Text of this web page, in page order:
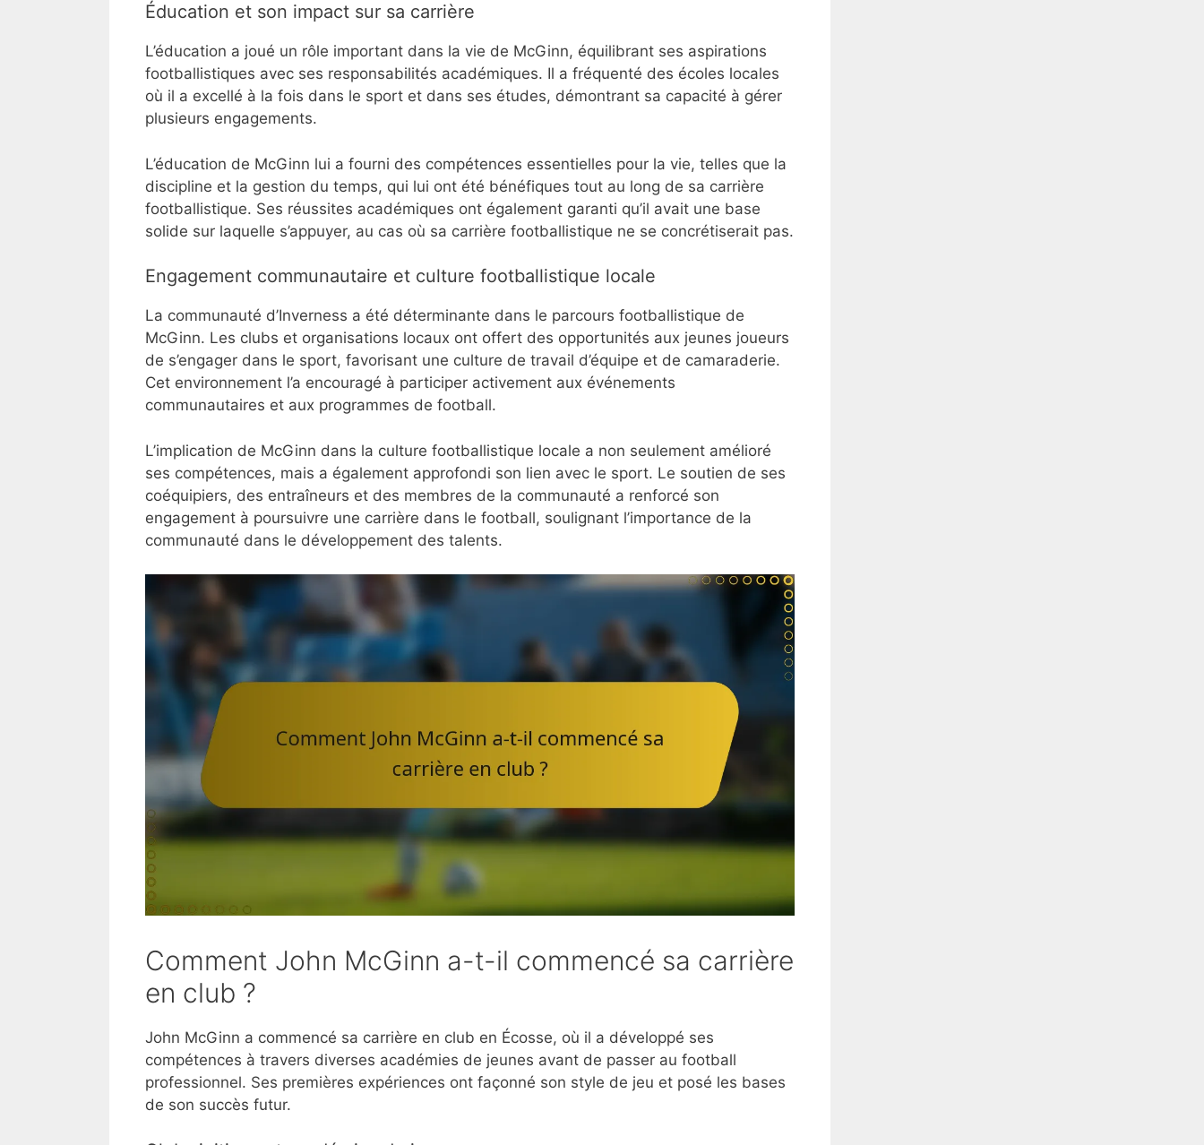
Éducation et son impact sur sa carrière
L’éducation a joué un rôle important dans la vie de McGinn, équilibrant ses aspirations
footballistiques avec ses responsabilités académiques. Il a fréquenté des écoles locales
où il a excellé à la fois dans le sport et dans ses études, démontrant sa capacité à gérer
plusieurs engagements.
L’éducation de McGinn lui a fourni des compétences essentielles pour la vie, telles que la
discipline et la gestion du temps, qui lui ont été bénéfiques tout au long de sa carrière
footballistique. Ses réussites académiques ont également garanti qu’il avait une base
solide sur laquelle s’appuyer, au cas où sa carrière footballistique ne se concrétiserait pas.
Engagement communautaire et culture footballistique locale
La communauté d’Inverness a été déterminante dans le parcours footballistique de
McGinn. Les clubs et organisations locaux ont offert des opportunités aux jeunes joueurs
de s’engager dans le sport, favorisant une culture de travail d’équipe et de camaraderie.
Cet environnement l’a encouragé à participer activement aux événements
communautaires et aux programmes de football.
L’implication de McGinn dans la culture footballistique locale a non seulement amélioré
ses compétences, mais a également approfondi son lien avec le sport. Le soutien de ses
coéquipiers, des entraîneurs et des membres de la communauté a renforcé son
engagement à poursuivre une carrière dans le football, soulignant l’importance de la
communauté dans le développement des talents.
Comment John McGinn a-t-il commencé sa carrière
en club ?
John McGinn a commencé sa carrière en club en Écosse, où il a développé ses
compétences à travers diverses académies de jeunes avant de passer au football
professionnel. Ses premières expériences ont façonné son style de jeu et posé les bases
de son succès futur.